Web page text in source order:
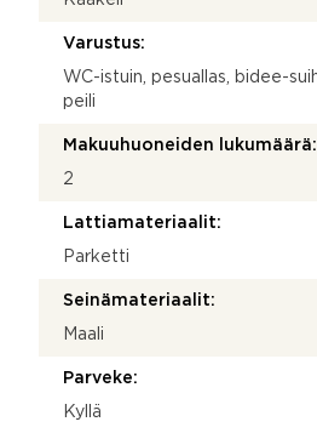
Varustus:
WC-istuin, pesuallas, bidee-
peili
Makuuhuoneiden lukumäärä:
2
Lattiamateriaalit:
Parketti
Seinämateriaalit:
Maali
Parveke:
Kyllä